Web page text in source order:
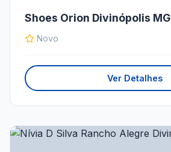
Shoes Orion Divinópolis MG
Novo
Ver Detalhes